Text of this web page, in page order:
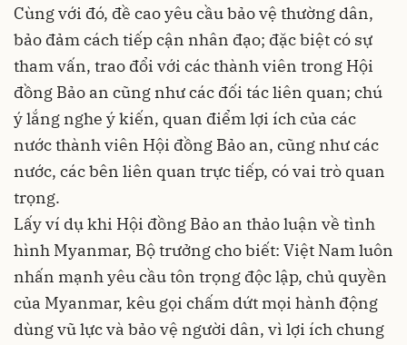
Cùng với đó, đề cao yêu cầu bảo vệ thường dân,
bảo đảm cách tiếp cận nhân đạo; đặc biệt có sự
tham vấn, trao đổi với các thành viên trong Hội
đồng Bảo an cũng như các đối tác liên quan; chú
ý lắng nghe ý kiến, quan điểm lợi ích của các
nước thành viên Hội đồng Bảo an, cũng như các
nước, các bên liên quan trực tiếp, có vai trò quan
trọng.
Lấy ví dụ khi Hội đồng Bảo an thảo luận về tình
hình Myanmar, Bộ trưởng cho biết: Việt Nam luôn
nhấn mạnh yêu cầu tôn trọng độc lập, chủ quyền
của Myanmar, kêu gọi chấm dứt mọi hành động
dùng vũ lực và bảo vệ người dân, vì lợi ích chung